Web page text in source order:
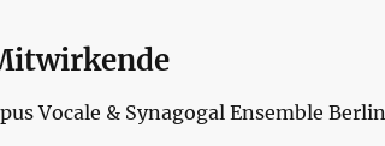
Vocale & Synagogal Ensemble Berlin